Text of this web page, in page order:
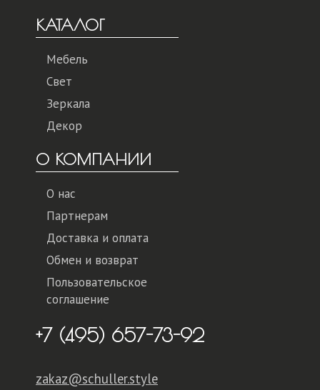
КАТАЛОГ
Мебель
Свет
Зеркала
Декор
О КОМПАНИИ
О нас
Партнерам
Доставка и оплата
Обмен и возврат
Пользовательское
соглашение
+7 (495) 657-73-92
zakaz@schuller.style